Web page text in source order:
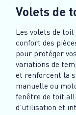
Volets de
Les volets de
confort des
pour protéger
variations de
et renforcent la
manuelle ou
fenêtre de toit
d’utilisation et